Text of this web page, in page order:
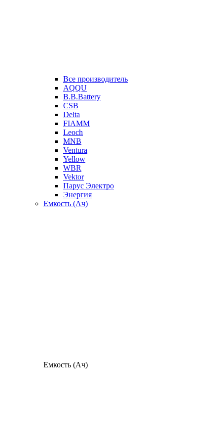
Все производитель
AQQU
B.B.Battery
CSB
Delta
FIAMM
Leoch
MNB
Ventura
Yellow
WBR
Vektor
Парус Электро
Энергия
Емкость (Ач)
Емкость (Ач)